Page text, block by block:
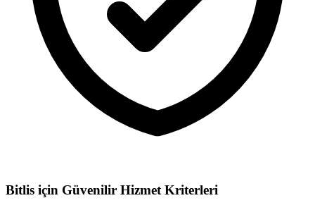
Bitlis için Güvenilir Hizmet Kriterleri